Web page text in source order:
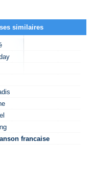
similaires
francaise